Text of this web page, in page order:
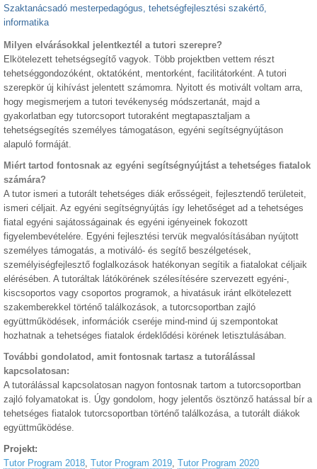
Szaktanácsadó mesterpedagógus, tehetségfejlesztési szakértő,
informatika
Milyen elvárásokkal jelentkeztél a tutori szerepre?
Elkötelezett tehetségsegítő vagyok. Több projektben vettem részt
tehetséggondozóként, oktatóként, mentorként, facilitátorként. A tutori
szerepkör új kihívást jelentett számomra. Nyitott és motivált voltam arra,
hogy megismerjem a tutori tevékenység módszertanát, majd a
gyakorlatban egy tutorcsoport tutoraként megtapasztaljam a
tehetségsegítés személyes támogatáson, egyéni segítségnyújtáson
alapuló formáját.
Miért tartod fontosnak az egyéni segítségnyújtást a tehetséges fiatalok
számára?
A tutor ismeri a tutorált tehetséges diák erősségeit, fejlesztendő területeit,
ismeri céljait. Az egyéni segítségnyújtás így lehetőséget ad a tehetséges
fiatal egyéni sajátosságainak és egyéni igényeinek fokozott
figyelembevételére. Egyéni fejlesztési tervük megvalósításában nyújtott
személyes támogatás, a motiváló- és segítő beszélgetések,
személyiségfejlesztő foglalkozások hatékonyan segítik a fiatalokat céljaik
elérésében. A tutoráltak látókörének szélesítésére szervezett egyéni-,
kiscsoportos vagy csoportos programok, a hivatásuk iránt elkötelezett
szakemberekkel történő találkozások, a tutorcsoportban zajló
együttműködések, információk cseréje mind-mind új szempontokat
hozhatnak a tehetséges fiatalok érdeklődési körének letisztulásában.
További gondolatod, amit fontosnak tartasz a tutorálással
kapcsolatosan:
A tutorálással kapcsolatosan nagyon fontosnak tartom a tutorcsoportban
zajló folyamatokat is. Úgy gondolom, hogy jelentős ösztönző hatással bír a
tehetséges fiatalok tutorcsoportban történő találkozása, a tutorált diákok
együttműködése.
Projekt:
Tutor Program 2018, Tutor Program 2019, Tutor Program 2020